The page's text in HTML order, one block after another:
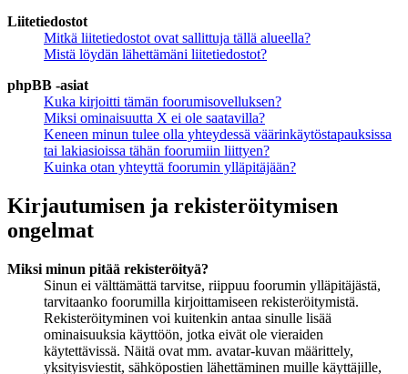
Liitetiedostot
Mitkä liitetiedostot ovat sallittuja tällä alueella?
Mistä löydän lähettämäni liitetiedostot?
phpBB -asiat
Kuka kirjoitti tämän foorumisovelluksen?
Miksi ominaisuutta X ei ole saatavilla?
Keneen minun tulee olla yhteydessä väärinkäytöstapauksissa
tai lakiasioissa tähän foorumiin liittyen?
Kuinka otan yhteyttä foorumin ylläpitäjään?
Kirjautumisen ja rekisteröitymisen
ongelmat
Miksi minun pitää rekisteröityä?
Sinun ei välttämättä tarvitse, riippuu foorumin ylläpitäjästä,
tarvitaanko foorumilla kirjoittamiseen rekisteröitymistä.
Rekisteröityminen voi kuitenkin antaa sinulle lisää
ominaisuuksia käyttöön, jotka eivät ole vieraiden
käytettävissä. Näitä ovat mm. avatar-kuvan määrittely,
yksityisviestit, sähköpostien lähettäminen muille käyttäjille,